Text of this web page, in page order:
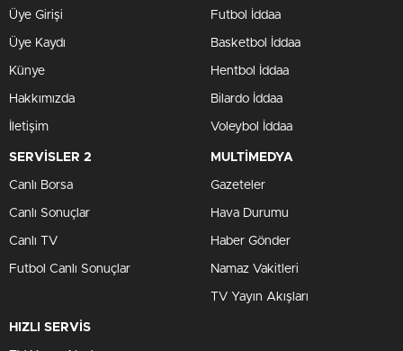
Üye Girişi
Üye Kaydı
Künye
Hakkımızda
İletişim
Futbol İddaa
Basketbol İddaa
Hentbol İddaa
Bilardo İddaa
Voleybol İddaa
SERVİSLER 2
Canlı Borsa
Canlı Sonuçlar
Canlı TV
Futbol Canlı Sonuçlar
MULTİMEDYA
Gazeteler
Hava Durumu
Haber Gönder
Namaz Vakitleri
TV Yayın Akışları
HIZLI SERVİS